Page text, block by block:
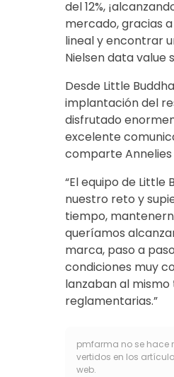
del 12%,
mercado, gracias
lineal y encontrar
Nielsen data value
Desde Little
implantación del
disfrutado
excelente
comparte
“El equipo de
nuestro reto y
tiempo,
queríamos
marca, paso a
condiciones muy
lanzaban al
reglamentarias.”
pmfarma no se hace
vertidos en los
web.